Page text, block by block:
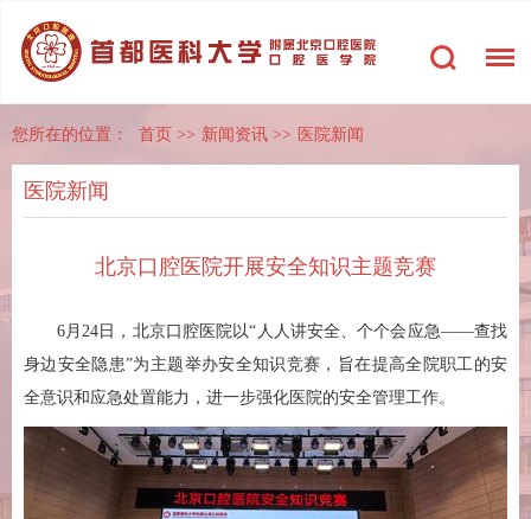
您所在的位置： 首页 >> 新闻资讯 >> 医院新闻
医院新闻
北京口腔医院开展安全知识主题竞赛
6月24日，北京口腔医院以“人人讲安全、个个会应急——查找
身边安全隐患”为主题举办安全知识竞赛，旨在提高全院职工的安
全意识和应急处置能力，进一步强化医院的安全管理工作。